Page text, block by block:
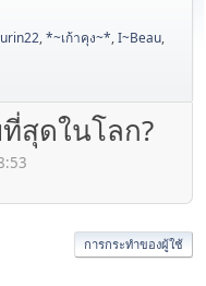
,*~เก้าคุง~*,I~Beau,
สุดในโลก?
การกระทำของผู้ใช้